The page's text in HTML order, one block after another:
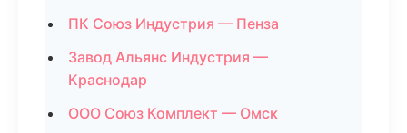
ПК Союз Индустрия — Пенза
Завод Альянс Индустрия —
Краснодар
ООО Союз Комплект — Омск